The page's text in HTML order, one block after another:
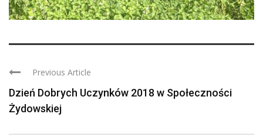
Previous Article
Dzień Dobrych Uczynków 2018 w Społeczności
Żydowskiej